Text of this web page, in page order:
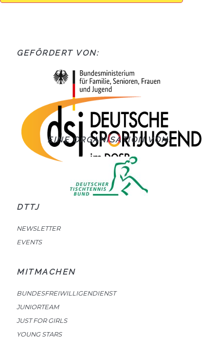
GEFÖRDERT VON:
EINE ORGANISATION VON:
DTTJ
NEWSLETTER
EVENTS
MITMACHEN
BUNDESFREIWILLIGENDIENST
JUNIORTEAM
JUST FOR GIRLS
YOUNG STARS